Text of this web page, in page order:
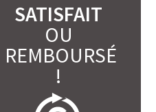
SATISFAIT
OU
REMBOURSÉ
!